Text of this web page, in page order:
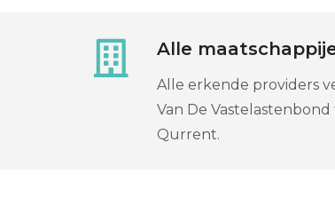
Alle
Alle erkende providers
Van De Vastelastenbond
Qurrent.